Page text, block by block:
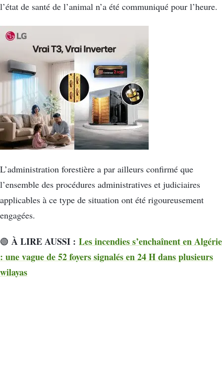
l’état de santé de l’animal n’a été communiqué pour l’heure.
L’administration forestière a par ailleurs confirmé que
l’ensemble des procédures administratives et judiciaires
applicables à ce type de situation ont été rigoureusement
engagées.
🟢 À LIRE AUSSI : Les incendies s’enchaînent en Algérie
: une vague de 52 foyers signalés en 24 H dans plusieurs
wilayas